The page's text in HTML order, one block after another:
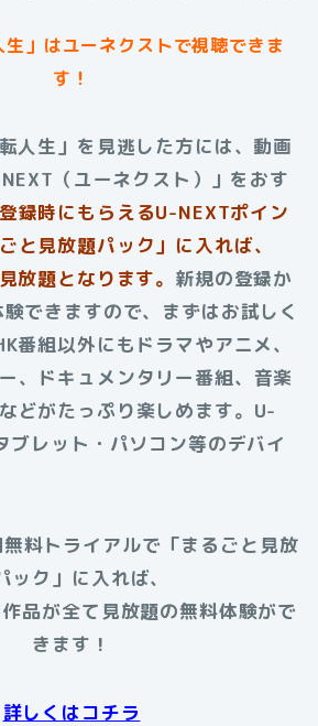
」はユーネクストで視聴できま
す！
人生」を見逃した方には、動画
（ユーネクスト）」をおす
録時にもらえるU-NEXTポイン
と見放題パック」に入れば、
放題となります。 新規の登録か
できますので、まずはお試しく
番組以外にもドラマやアニメ、
、ドキュメンタリー番組、音楽
どがたっぷり楽しめます。U-
ブレット・パソコン等のデバイ
料トライアルで「まるごと見放
ック」に入れば、
品が全て見放題の無料体験がで
きます！
詳しくはコチラ